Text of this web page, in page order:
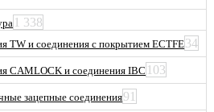
1 338
TW и соединения с покрытием ECTFE34
CAMLOCK и соединения IBC 103
зацепные соединения91